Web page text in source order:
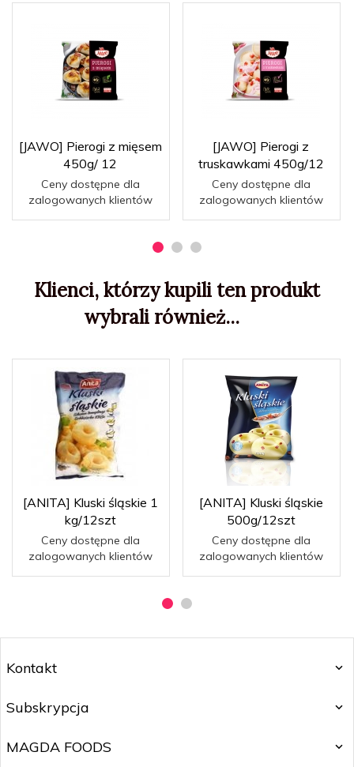
[JAWO] Pierogi z mięsem
450g/ 12
Ceny dostępne dla
zalogowanych klientów
[JAWO] Pierogi z
truskawkami 450g/12
Ceny dostępne dla
zalogowanych klientów
Klienci, którzy kupili ten produkt
wybrali również...
[ANITA] Kluski śląskie 1
kg/12szt
Ceny dostępne dla
zalogowanych klientów
[ANITA] Kluski śląskie
500g/12szt
Ceny dostępne dla
zalogowanych klientów
Kontakt
Subskrypcja
MAGDA FOODS